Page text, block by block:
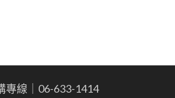
專線｜06-633-1414